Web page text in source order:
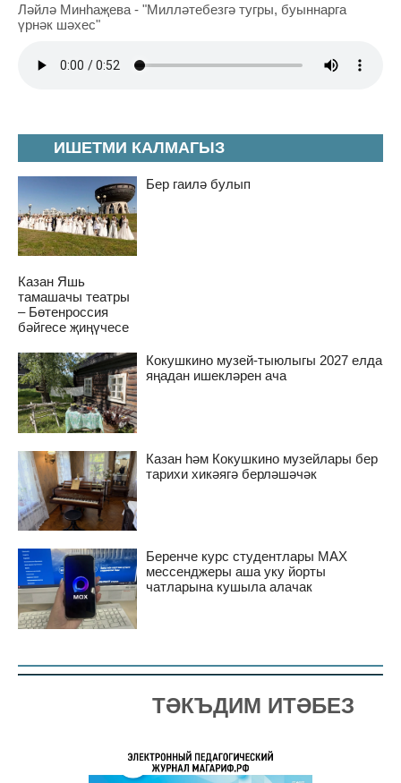
ИШЕТМИ КАЛМАГЫЗ
Бер гаилә булып
Казан Яшь
тамашачы театры
– Бөтенроссия
бәйгесе җиңүчесе
Кокушкино музей-тыюлыгы 2027 елда
яңадан ишекләрен ача
Казан һәм Кокушкино музейлары бер
тарихи хикәягә берләшәчәк
Беренче курс студентлары MAX
мессенджеры аша уку йорты
чатларына кушыла алачак
Ләйлә Минһаҗева - "Милләтебезгә тугры, буыннарга
үрнәк шәхес"
ТӘКЪДИМ ИТӘБЕЗ